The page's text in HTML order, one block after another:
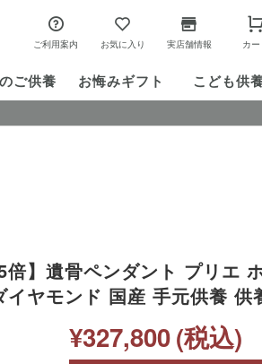
ご利用案内 お気に入り 実店舗情報 カー
ご供養 お悔みギフト こども供
遺骨ペンダント プリエ ホワイトゴー
ヤモンド 国産 手元供養 供
カプセル アクセサリー 水子
分骨 天使ママ ソウルジュエ
¥327,800(税込)